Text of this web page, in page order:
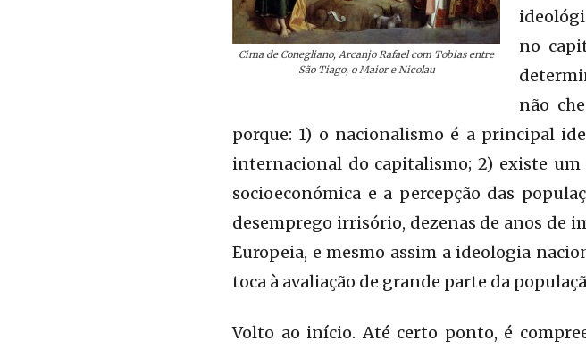
Cima de Conegliano, Arcanjo Rafael com Tobias entre
São Tiago, o Maior e Nicolau
no
não
porque: 1) o nacionalismo é a principal
internacional do capitalismo; 2) existe um
socioeconómica e a percepção das
desemprego irrisório, dezenas de anos de
Europeia, e mesmo assim a ideologia
toca à avaliação de grande parte da
Volto ao início. Até certo ponto, é